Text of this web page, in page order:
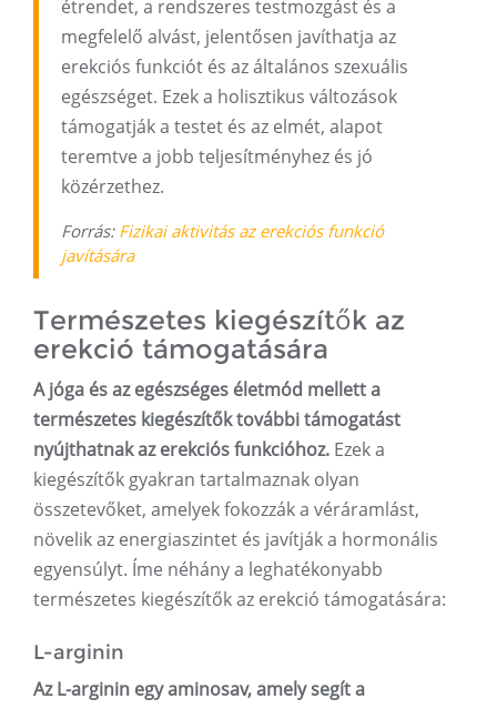
étrendet, a rendszeres testmozgást és a
megfelelő alvást, jelentősen javíthatja az
erekciós funkciót és az általános szexuális
egészséget. Ezek a holisztikus változások
támogatják a testet és az elmét, alapot
teremtve a jobb teljesítményhez és jó
közérzethez.
Forrás: Fizikai aktivitás az erekciós funkció
javítására
Természetes kiegészítők az
erekció támogatására
A jóga és az egészséges életmód mellett a
természetes kiegészítők további támogatást
nyújthatnak az erekciós funkcióhoz. Ezek a
kiegészítők gyakran tartalmaznak olyan
összetevőket, amelyek fokozzák a véráramlást,
növelik az energiaszintet és javítják a hormonális
egyensúlyt. Íme néhány a leghatékonyabb
természetes kiegészítők az erekció támogatására:
L-arginin
Az L-arginin egy aminosav, amely segít a